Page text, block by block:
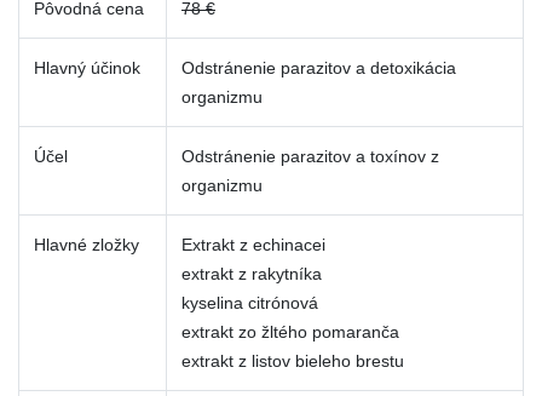
Pôvodná cena 78 €
Hlavný účinok
Odstránenie parazitov a detoxikácia
organizmu
Účel
Odstránenie parazitov a toxínov z
organizmu
Hlavné zložky
Extrakt z echinacei
extrakt z rakytníka
kyselina citrónová
extrakt zo žltého pomaranča
extrakt z listov bieleho brestu